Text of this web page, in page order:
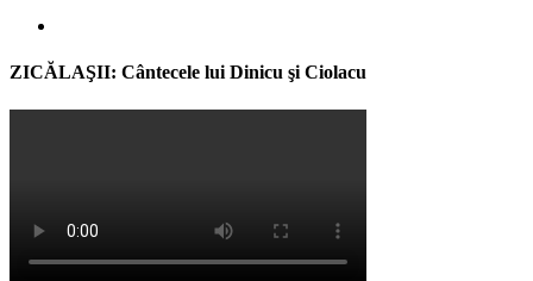
ZICĂLAŞII: Cântecele lui Dinicu şi Ciolacu